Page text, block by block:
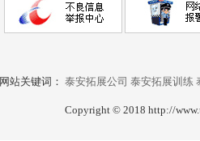
网站关键词： 泰安拓展公司 泰安拓展训练
Copyright © 2018 http://